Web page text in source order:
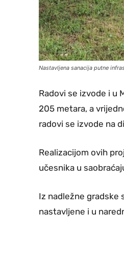
Nastavljena sanacija putne
Radovi se izvode i u
205 metara, a
radovi se izvode na
Realizacijom ovih
učesnika u
Iz nadležne
nastavljene i u